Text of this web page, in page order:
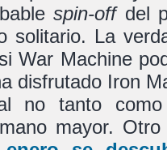
spin-offdel
solitario. La
War Machine
disfrutado Iron
no tanto
mayor.